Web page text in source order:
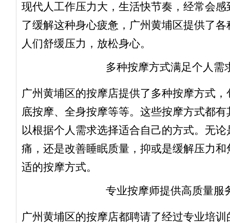
现代人工作压力大，生活快节奏，经常会
了缓解这种身心疲惫，广州黄埔区提供了
人们舒缓压力，放松身心。
多种按摩方式满足个人需
广州黄埔区的按摩店提供了多种按摩方式
底按摩、全身按摩等等。这些按摩方式都
以根据个人需求选择适合自己的方式。无
痛，还是改善睡眠质量，抑或是缓解压力
适的按摩方式。
专业按摩师提供高质量服
广州黄埔区的按摩店都聘请了经过专业培